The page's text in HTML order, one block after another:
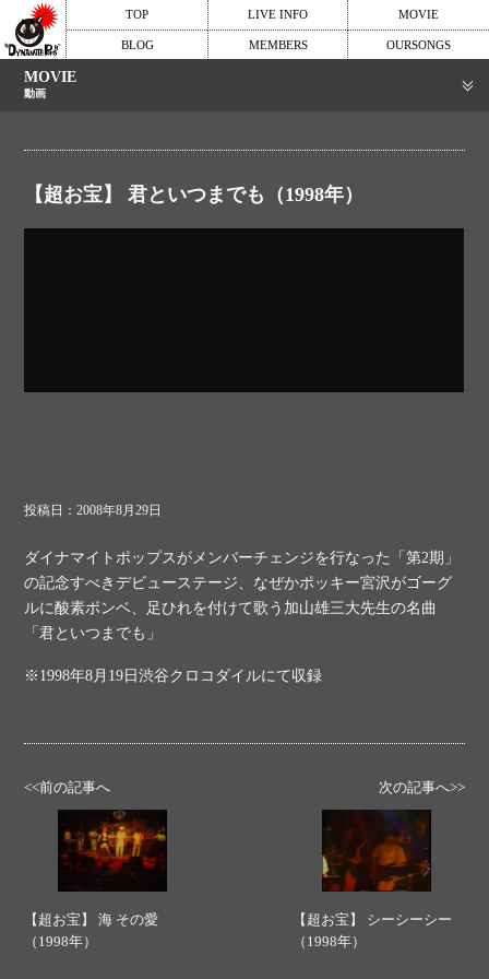
TOP LIVE INFO MOVIE
BLOG MEMBERS OURSONGS
MOVIE
動画
【超お宝】 君といつまでも（1998年）
投稿日：2008年8月29日
ダイナマイトポップスがメンバーチェンジを行なった「第2期」
の記念すべきデビューステージ、なぜかポッキー宮沢がゴーグ
ルに酸素ボンベ、足ひれを付けて歌う加山雄三大先生の名曲
「君といつまでも」
※1998年8月19日渋谷クロコダイルにて収録
<<前の記事へ
【超お宝】 海 その愛
（1998年）
次の記事へ>>
【超お宝】 シーシーシー
（1998年）